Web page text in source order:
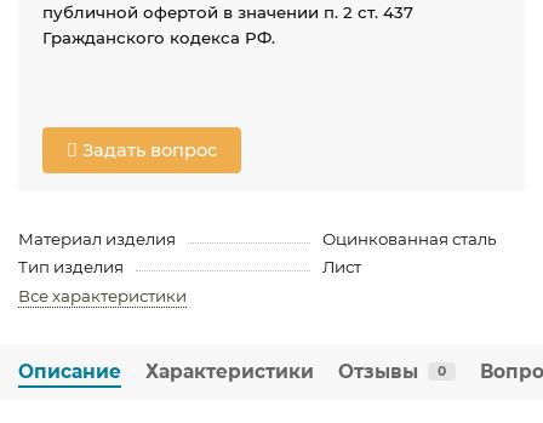
публичной офертой в значении п. 2 ст. 437
Гражданского кодекса РФ.
Задать вопрос
Материал изделия
Оцинкованная сталь
Тип изделия
Лист
Все характеристики
Описание Характеристики Отзывы 0